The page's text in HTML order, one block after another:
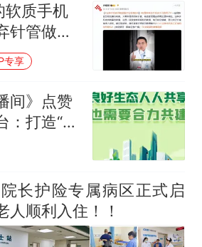
软质手机
针管做
专享
间》点赞
：打造“共
小区服
长护险专属病区正式启
人顺利入住！！